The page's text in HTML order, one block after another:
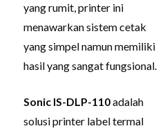
yang rumit, printer ini
menawarkan sistem cetak
yang simpel namun memiliki
hasil yang sangat fungsional.
Sonic IS-DLP-110adalah
solusi printer label termal